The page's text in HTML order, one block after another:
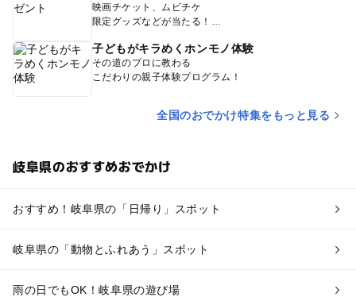
映画チケット、ムビチケ
限定グッズなどが当たる！
子どもがキラめくホンモノ体験
その道のプロに教わる
こだわりの親子体験プログラム！
全国のおでかけ特集をもっと見る
岐阜県のおすすめおでかけ
おすすめ！岐阜県の「日帰り」スポット
岐阜県の「動物とふれあう」スポット
雨の日でもOK！岐阜県の遊び場